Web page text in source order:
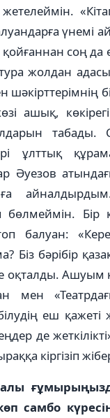
үнемі
соң да
жолдан
шәкірттерімнің
ашық,
табады.
ұлттық
Әуезов
Бір
балуан:
Біз бәрібір
оқ­талды. Ашуым
мен
еш қажеті
де
кіргізіп
самбо